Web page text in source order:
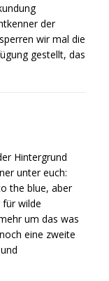
der
wir mal die
gestellt, das
Hintergrund
unter euch:
the blue, aber
wilde
um das was
eine zweite